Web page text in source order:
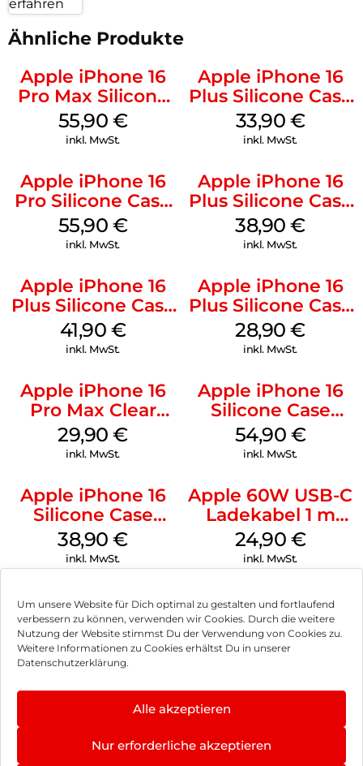
Um unsere Website für Dich optimal zu gestalten und fortlaufend
verbessern zu können, verwenden wir Cookies. Durch die weitere
Nutzung der Website stimmst Du der Verwendung von Cookies zu.
Weitere Informationen zu Cookies erhältst Du in unserer
Datenschutzerklärung.
Alle akzeptieren
Nur erforderliche akzeptieren
erfahren
Ähnliche Produkte
Apple iPhone 16
Pro Max Silicone
Case MagSafe
Stone Gray
55,90 €
inkl. MwSt.
Apple iPhone 16
Plus Silicone Case
MagSafe Lake
Green
33,90 €
inkl. MwSt.
Apple iPhone 16
Pro Silicone Case
MagSafe Stone
Gray
55,90 €
inkl. MwSt.
Apple iPhone 16
Plus Silicone Case
MagSafe Denim
38,90€
inkl. MwSt.
Apple iPhone 16
Plus Silicone Case
MagSafe Stone
Gray
41,90 €
inkl. MwSt.
Apple iPhone 16
Plus Silicone Case
MagSafe Black
28,90€
inkl. MwSt.
Apple iPhone 16
Pro Max Clear
Case MagSafe
Transparent
29,90€
inkl. MwSt.
Apple iPhone 16
Silicone Case
MagSafe Lake
Green
54,90 €
inkl. MwSt.
Apple iPhone 16
Silicone Case
MagSafe
Ultramarine
38,90€
inkl. MwSt.
Apple 60W USB-C
Ladekabel 1 m
Weiß
24,90 €
inkl. MwSt.
Impressum